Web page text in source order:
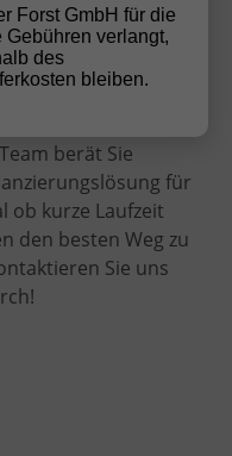
entfernt! Mit
berät Sie
für
ob kurze Laufzeit
den besten Weg zu
Sie uns
Forst GmbH für die
Gebühren verlangt,
des
bleiben.